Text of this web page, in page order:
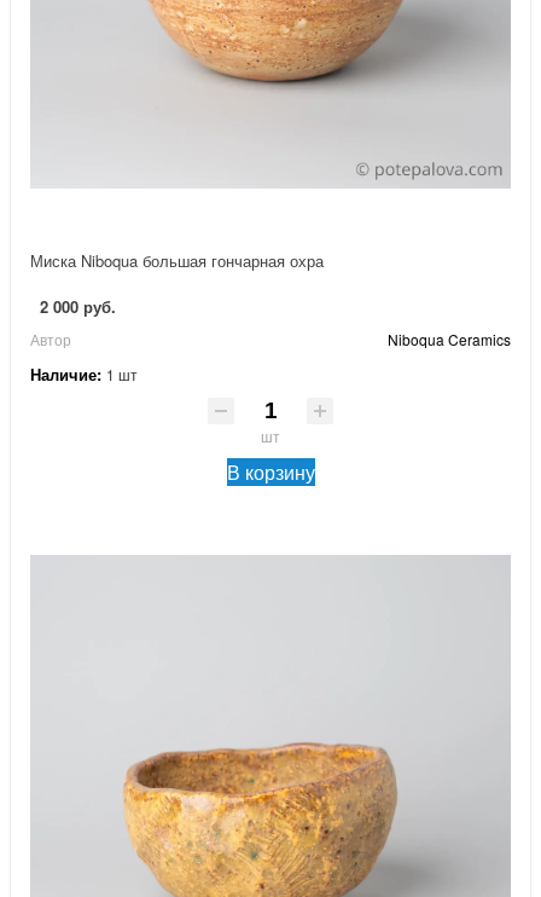
Миска Niboqua большая гончарная охра
2 000 руб.
Автор Niboqua Ceramics
Наличие: 1 шт
шт
В корзину